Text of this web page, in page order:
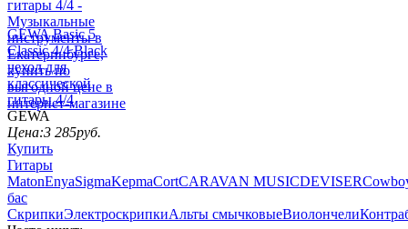
GEWA Basic 5
Classic 4/4 Black
чехол для
классической
гитары 4/4
GEWA
Цена:3 285руб.
Купить
Гитары
MatonEnyaSigmaKepmaCortCARAVAN MUSICDEVISER
бас
СкрипкиЭлектроскрипкиАльты смычковыеВиолончели